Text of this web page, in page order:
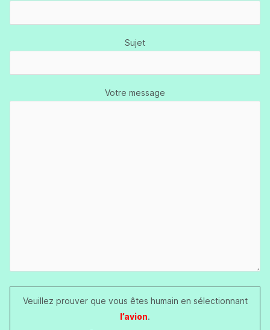
Sujet
Votre message
Veuillez prouver que vous êtes humain en sélectionnant
l’avion.